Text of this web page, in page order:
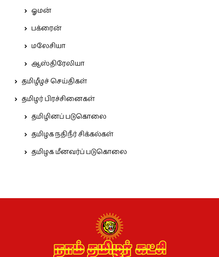
ஓமன்
பக்ரைன்
மலேசியா
ஆஸ்திரேலியா
தமிழீழச் செய்திகள்
தமிழர் பிரச்சினைகள்
தமிழினப் படுகொலை
தமிழக நதிநீர் சிக்கல்கள்
தமிழக மீனவர்ப் படுகொலை